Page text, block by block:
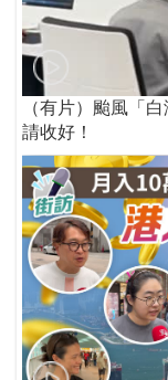
（有片）颱風「
請收好！